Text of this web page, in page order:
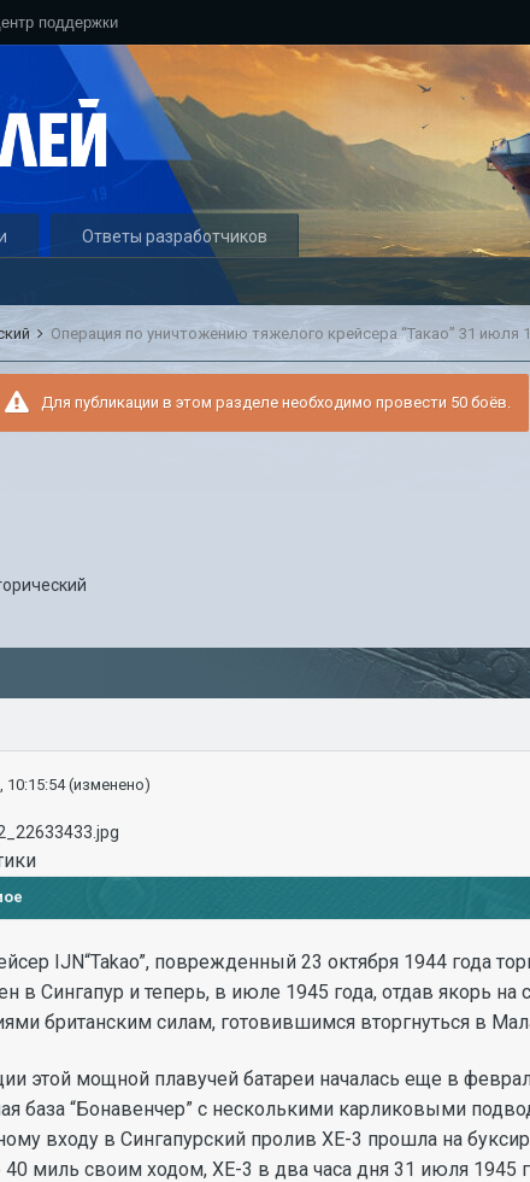
поддержки
Ответы разработчиков
Операция по уничтожению тяжелого крейсера “Такао” 31 июля
Для публикации в этом разделе необходимо провести 50 боёв.
10:15:54(изменено)
IJN“Takao”, поврежденный 23 октября 1944 года
в Сингапур и теперь, в июле 1945 года, отдав якорь
британским силам, готовившимся вторгнуться в
этой мощной плавучей батареи началась еще в
база “Бонавенчер” с несколькими карликовыми
входу в Сингапурский пролив ХЕ-3 прошла на
миль своим ходом, ХЕ-3 в два часа дня 31 июля 1945